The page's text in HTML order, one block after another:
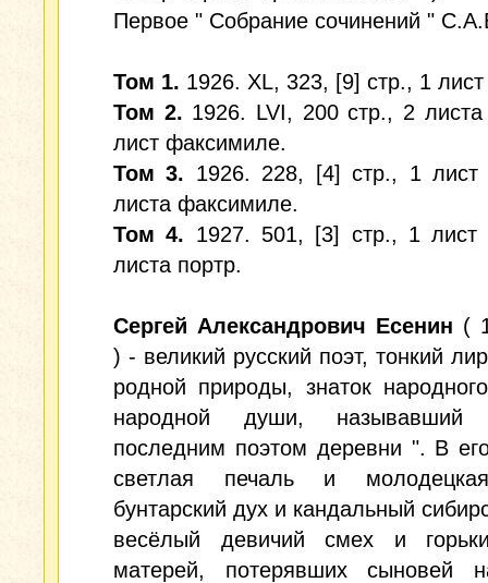
Первое " Собрание сочинений "
Том 1. 1926. XL, 323, [9] стр., 1
Том 2. 1926. LVI, 200 стр., 2
лист факсимиле.
Том 3. 1926. 228, [4] стр., 1 лист
листа факсимиле.
Том 4. 1927. 501, [3] стр., 1 лист
листа портр.
Сергей Александрович Есенин (
) - великий русский поэт, тонкий
родной природы, знаток
народной души,
последним поэтом деревни ". В
светлая печаль и
бунтарский дух и кандальный
весёлый девичий смех и
матерей, потерявших сыновей